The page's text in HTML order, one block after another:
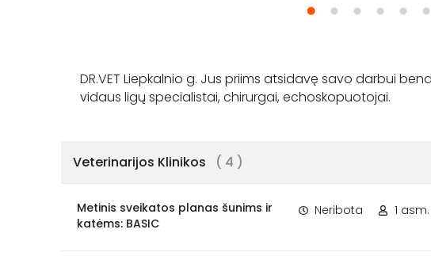
DR.VET Liepkalnio g. Jus priims atsidavę savo darbui
Veterinarijos Klinikos ( 4 )
Metinis sveikatos planas šunims ir
katėms: BASIC
Neribota 1 asm.